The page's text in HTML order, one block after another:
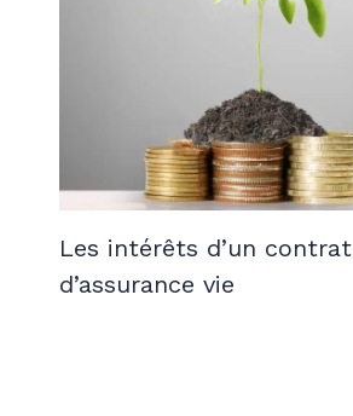
Les intérêts d’un contrat
d’assurance vie